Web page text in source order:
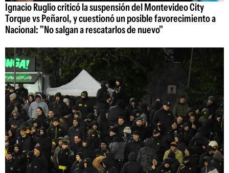
Ignacio Ruglio criticó la suspensión del Montevideo City
Torque vs Peñarol, y cuestionó un posible favorecimiento a
Nacional: "No salgan a rescatarlos de nuevo"